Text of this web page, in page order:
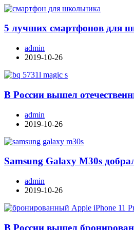
5 лучших смартфонов для
admin
2019-10-26
В России вышел
admin
2019-10-26
Samsung Galaxy M30s
admin
2019-10-26
В России вышел